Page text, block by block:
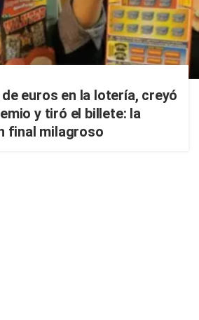
euros en la lotería, creyó
y tiró el billete: la
final milagroso